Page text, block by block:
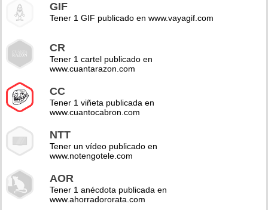
GIF
Tener 1 GIF publicado en www.vayagif.com
CR
Tener 1 cartel publicado en
www.cuantarazon.com
CC
Tener 1 viñeta publicada en
www.cuantocabron.com
NTT
Tener un vídeo publicado en
www.notengotele.com
AOR
Tener 1 anécdota publicada en
www.ahorradororata.com